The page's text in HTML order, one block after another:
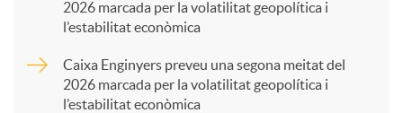
t
2026 marcada per la volatilitat geopolítica i
l’estabilitat econòmica
Caixa Enginyers preveu una segona meitat del
2026 marcada per la volatilitat geopolítica i
l’estabilitat econòmica